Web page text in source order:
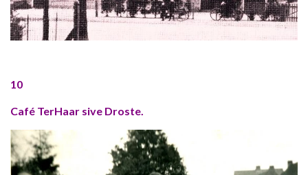
10
Café TerHaar sive Droste.